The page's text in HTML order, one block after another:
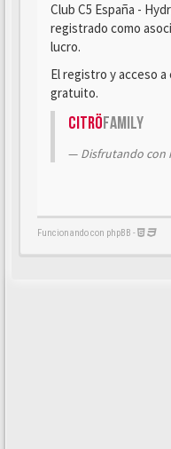
Club C5 España -
registrado como
lucro.
El registro y acceso
gratuito.
CitröFamily
Disfrutando con
Funcionando con phpBB -